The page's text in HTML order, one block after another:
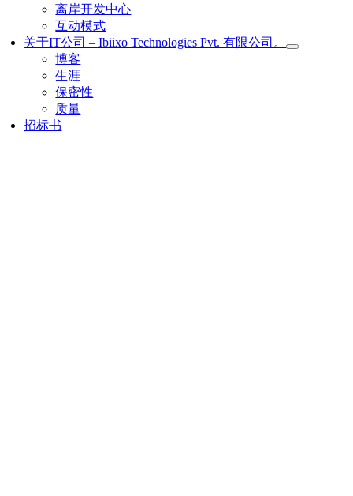
离岸开发中心
互动模式
关于IT公司 – Ibiixo Technologies Pvt. 有限公司。
博客
生涯
保密性
质量
招标书